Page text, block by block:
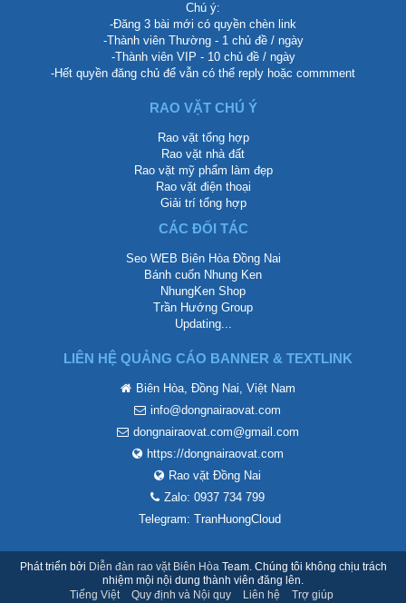
Chú ý:
-Đăng 3 bài mới có quyền chèn link
-Thành viên Thường - 1 chủ đề / ngày
-Thành viên VIP - 10 chủ đề / ngày
-Hết quyền đăng chủ để vẫn có thể reply hoặc commment
RAO VẶT CHÚ Ý
Rao vặt tổng hợp
Rao vặt nhà đất
Rao vặt mỹ phẩm làm đẹp
Rao vặt điện thoại
Giải trí tổng hợp
CÁC ĐỐI TÁC
Seo WEB Biên Hòa Đồng Nai
Bánh cuốn Nhung Ken
NhungKen Shop
Trần Hướng Group
Updating...
LIÊN HỆ QUẢNG CÁO BANNER & TEXTLINK
Biên Hòa, Đồng Nai, Việt Nam
info@dongnairaovat.com
dongnairaovat.com@gmail.com
https://dongnairaovat.com
Rao vặt Đồng Nai
Zalo: 0937 734 799
Telegram: TranHuongCloud
Phát triển bởi Diễn đàn rao vặt Biên HòaTeam. Chúng tôi không chịu trách
nhiệm mội nội dung thành viên đăng lên.
Tiếng Việt
Quy định và Nội quy Liên hệ Trợ giúp